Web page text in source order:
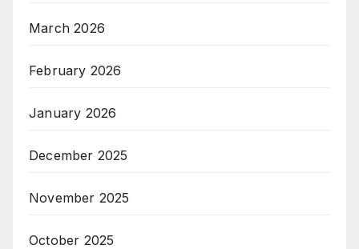
March 2026
February 2026
January 2026
December 2025
November 2025
October 2025